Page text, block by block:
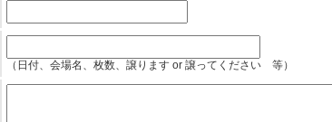
（日付、会場名、枚数、譲ります or 譲ってください 等）